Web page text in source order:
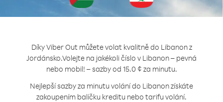
Díky Viber Out můžete volat kvalitně do Libanon z
Jordánsko.Volejte na jakékoli číslo v Libanon – pevná
nebo mobil! – sazby od 15.0 ¢ za minutu.
Nejlepší sazby za minutu volání do Libanon získáte
zakoupením balíčku kreditu nebo tarifu volání.